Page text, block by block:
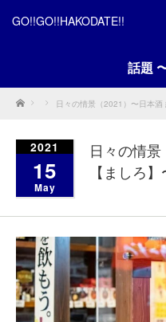
GO!!GO!!HAKODATE!!
話題
Home 日々の情景（2021）〜日本酒
2021
15
May
日々の情
【ましろ】